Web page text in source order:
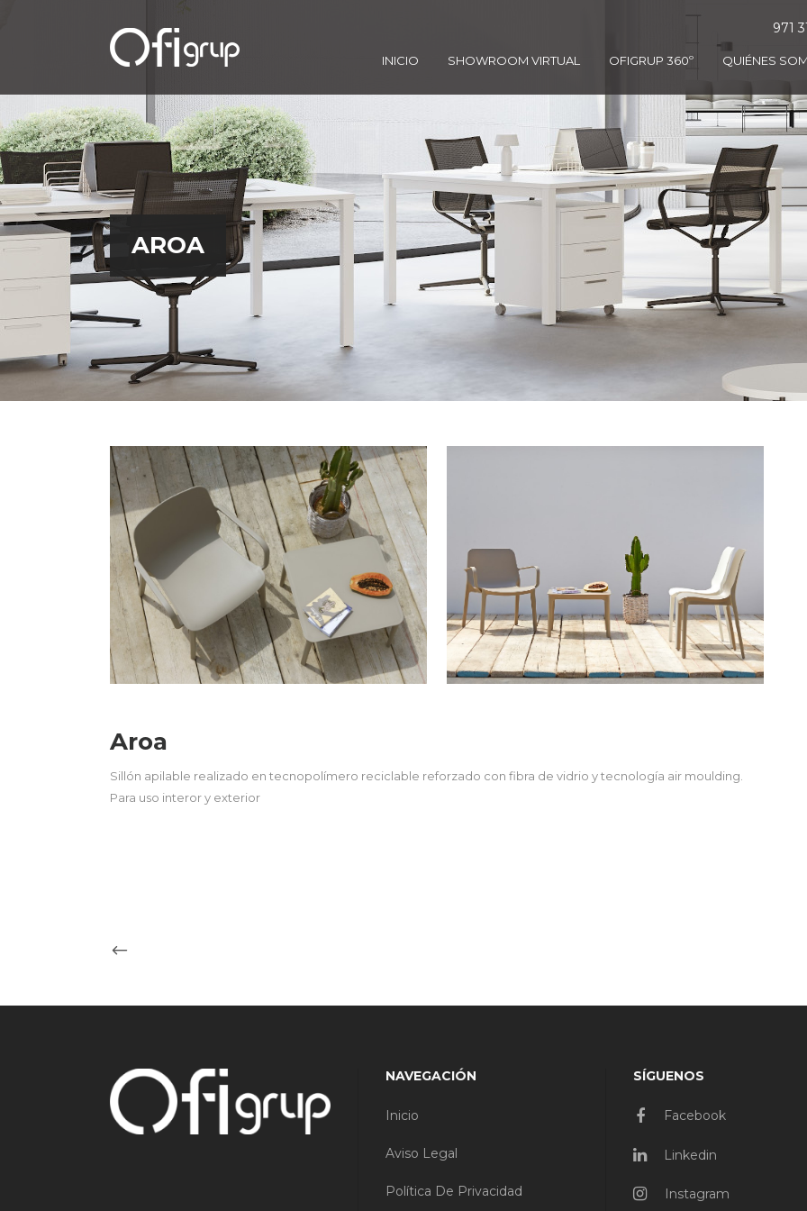
INICIO SHOWROOM VIRTUAL OFIGRUP 360º QUIÉNES
971
AROA
Aroa
Sillón apilable realizado en tecnopolímero reciclable reforzado con fibra de vidrio y tecnología air moulding.
Para uso interor y exterior
NAVEGACIÓN
Inicio
Aviso Legal
Política De Privacidad
SÍGUENOS
Facebook
Linkedin
Instagram